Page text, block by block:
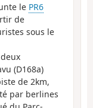
le PR6
de
sous le
(D168a)
de 2km,
par berlines